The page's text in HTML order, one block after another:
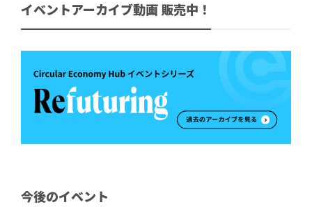
イベントアーカイブ動画 販売中！
今後のイベント